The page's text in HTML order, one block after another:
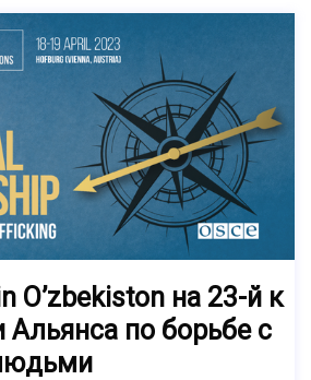
O’zbekiston на 23-й к
по борьбе с